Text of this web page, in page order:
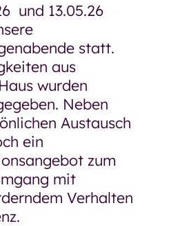
und 13.05.26
statt.
aus
wurden
Neben
Austausch
ein
zum
mit
Verhalten